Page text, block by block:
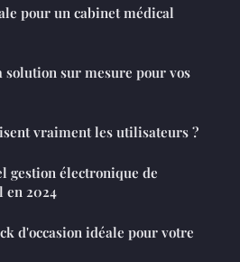
pour un cabinet médical
solution sur mesure pour vos
vraiment les utilisateurs ?
gestion électronique de
en 2024
d'occasion idéale pour votre